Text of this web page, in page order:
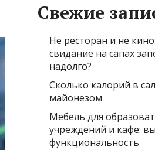
Свежие
Не ресторан и не
свидание на сапах
надолго?
Сколько калорий в
майонезом
Мебель для
учреждений и кафе:
функциональность